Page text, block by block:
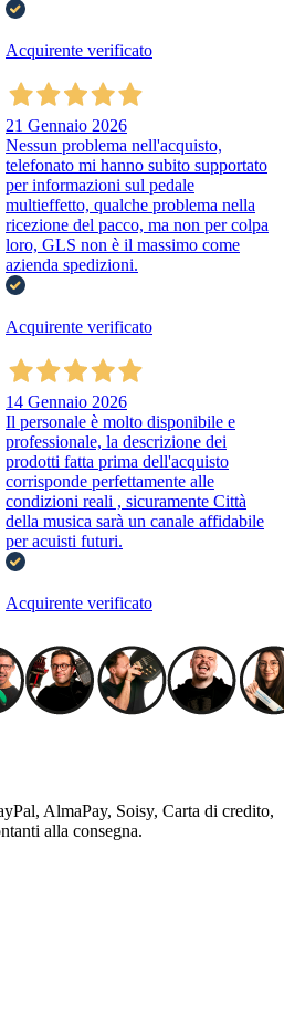
Acquirente verificato
21 Gennaio 2026
Nessun problema nell'acquisto,
telefonato mi hanno subito supportato
per informazioni sul pedale
multieffetto, qualche problema nella
ricezione del pacco, ma non per colpa
loro, GLS non è il massimo come
azienda spedizioni.
Acquirente verificato
14 Gennaio 2026
Il personale è molto disponibile e
professionale, la descrizione dei
prodotti fatta prima dell'acquisto
corrisponde perfettamente alle
condizioni reali , sicuramente Città
della musica sarà un canale affidabile
per acuisti futuri.
Acquirente verificato
AlmaPay, Soisy, Carta di credito,
alla consegna.